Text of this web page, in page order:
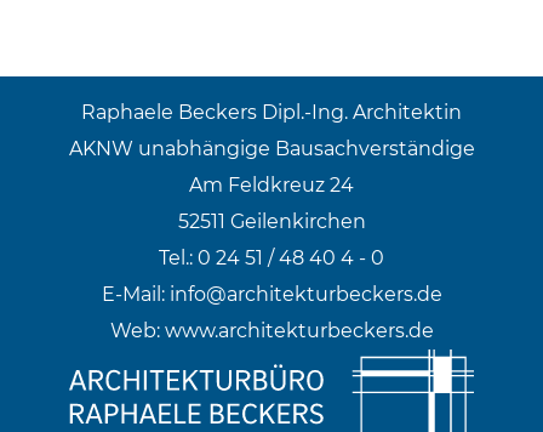
Raphaele Beckers Dipl.-Ing. Architektin
AKNW unabhängige Bausachverständige
Am Feldkreuz 24
52511 Geilenkirchen
Tel.: 0 24 51 / 48 40 4 - 0
E-Mail: info@architekturbeckers.de
Web: www.architekturbeckers.de